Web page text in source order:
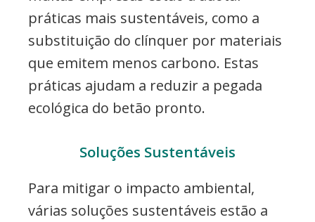
práticas mais sustentáveis, como a
substituição do clínquer por materiais
que emitem menos carbono. Estas
práticas ajudam a reduzir a pegada
ecológica do betão pronto.
Soluções Sustentáveis
Para mitigar o impacto ambiental,
várias soluções sustentáveis estão a